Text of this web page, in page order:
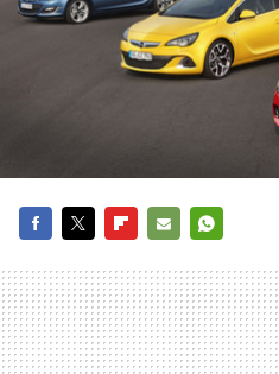
MAIL